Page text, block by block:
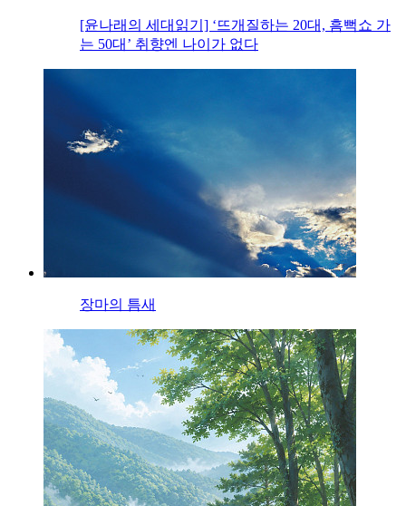
[윤나래의 세대읽기] ‘뜨개질하는 20대, 흠뻑쇼 가
는 50대’ 취향엔 나이가 없다
장마의 틈새